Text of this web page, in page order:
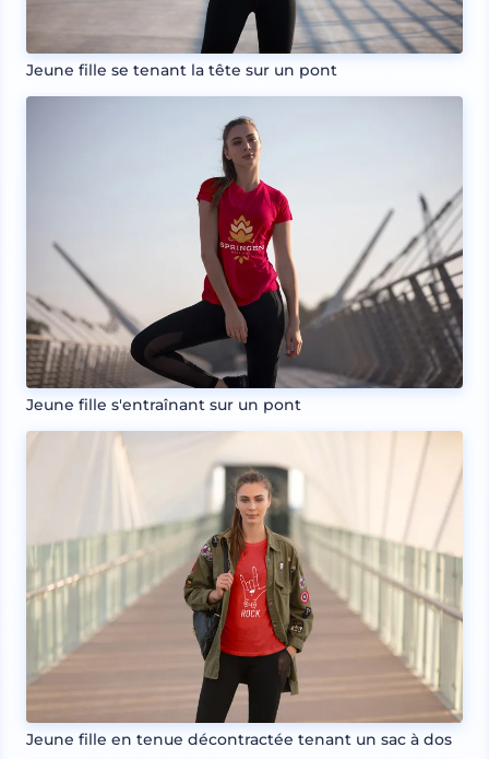
Jeune fille se tenant la tête sur un pont
Jeune fille s'entraînant sur un pont
Jeune fille en tenue décontractée tenant un sac à dos